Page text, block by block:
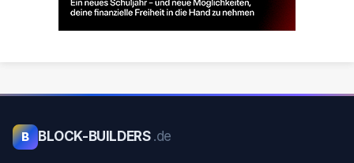
B BLOCK-BUILDERS .de